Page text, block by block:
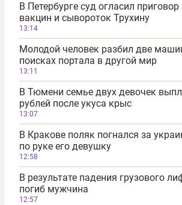
В Петербурге суд огласил
вакцин и сывороток Трухину
13:14
Молодой человек разбил две
поисках портала в другой мир
13:11
В Тюмени семье двух девочек
рублей после укуса крыс
13:07
В Кракове поляк погнался за
по руке его девушку
12:58
В результате падения грузового
погиб мужчина
12:57